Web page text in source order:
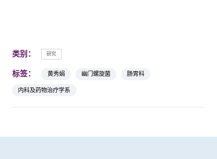
类别： 研究
标签： 黄秀娟 幽门螺旋菌
肠胃科
内科及药物治疗学系